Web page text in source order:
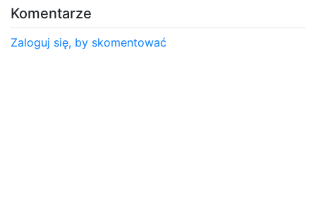
Komentarze
Zaloguj się, by skomentować